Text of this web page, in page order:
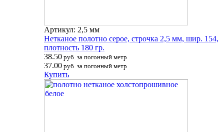
Артикул: 2,5 мм
Нетканое полотно серое, строчка 2,5 мм, шир. 154,
плотность 180 гр.
38.50 руб. за погонный метр
37.00 руб. за погонный метр
Купить